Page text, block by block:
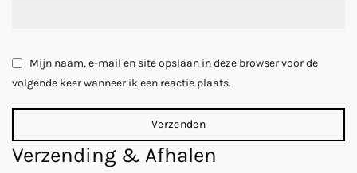
Mijn naam, e-mail en site opslaan in deze browser voor de
volgende keer wanneer ik een reactie plaats.
Verzending & Afhalen